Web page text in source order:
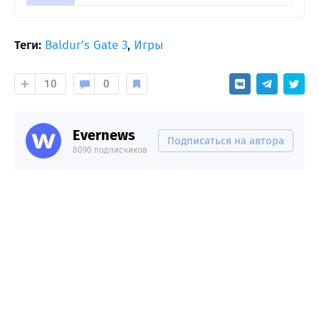
Теги: Baldur's Gate 3, Игры
10 0
Evernews
8090 подписчиков
Подписаться на автора